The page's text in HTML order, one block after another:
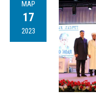
МАР
17
2023